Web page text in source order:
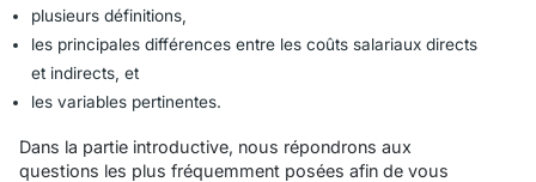
plusieurs définitions,
les principales différences entre les coûts salariaux directs
et indirects, et
les variables pertinentes.
Dans la partie introductive, nous répondrons aux
questions les plus fréquemment posées afin de vous